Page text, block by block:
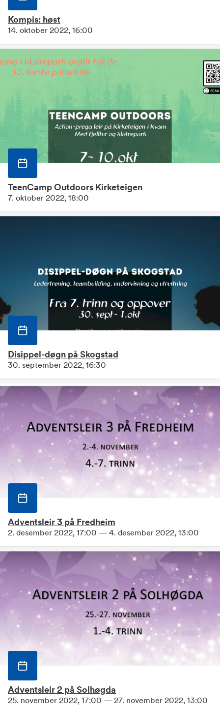
Kompis: høst
14. oktober 2022, 16:00
TeenCamp Outdoors Kirketeigen
7. oktober 2022, 18:00
Disippel-døgn på Skogstad
30. september 2022, 16:30
Adventsleir 3 på Fredheim
2. desember 2022, 17:00 — 4. desember 2022, 13:00
Adventsleir 2 på Solhøgda
25. november 2022, 17:00 — 27. november 2022, 13:00